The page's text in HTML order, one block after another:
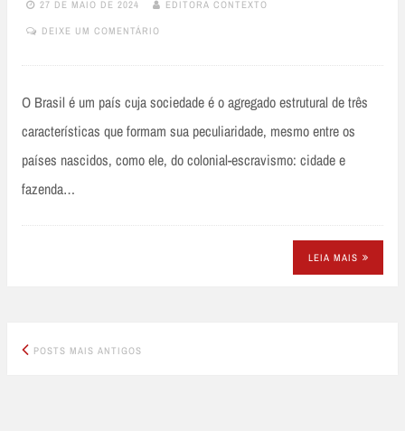
27 DE MAIO DE 2024 EDITORA CONTEXTO
DEIXE UM COMENTÁRIO
O Brasil é um país cuja sociedade é o agregado estrutural de três
características que formam sua peculiaridade, mesmo entre os
países nascidos, como ele, do colonial-escravismo: cidade e
fazenda…
LEIA MAIS
Posts
POSTS MAIS ANTIGOS